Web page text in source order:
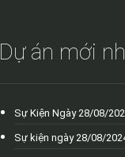
Dự án mới
Sự Kiện Ngày 28/08/
Sự kiện ngày 28/08/